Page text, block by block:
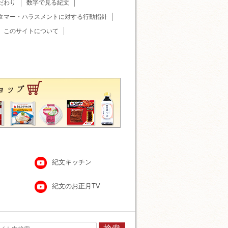
わり
数字で見る紀文
マー・ハラスメントに対する行動指針
このサイトについて
紀文キッチン
紀文のお正月TV